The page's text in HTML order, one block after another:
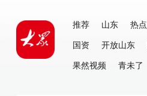
推荐 山东 热点
国资
开放山东
果然视频
青未了